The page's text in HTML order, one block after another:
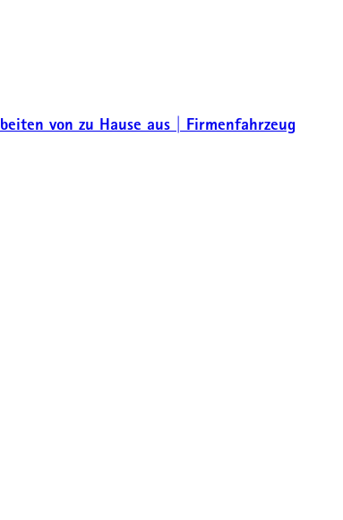
von zu Hause aus | Firmenfahrzeug